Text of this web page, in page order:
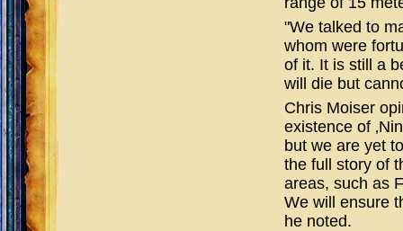
"We talked to
whom were
of it. It is still a
will die but
Chris Moiser
existence of
but we are yet
the full story of
areas, such as
We will ensure
he noted.